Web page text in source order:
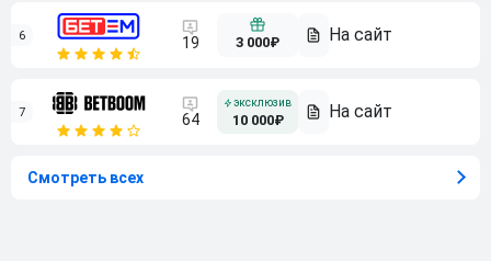
6 19 3 000₽
7 64 10 000₽
Смотреть всех